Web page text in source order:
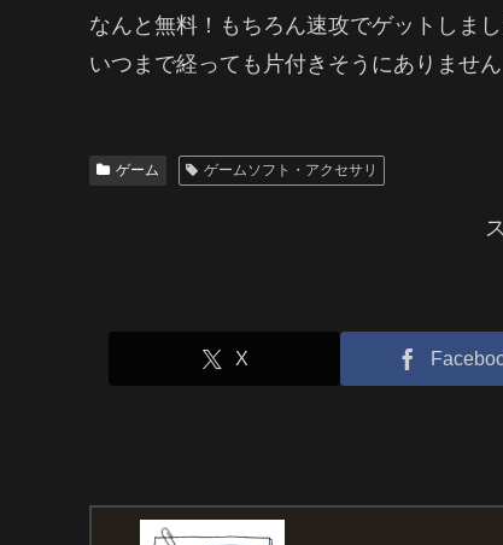
なんと無料！もちろん速攻でゲットしま
いつまで経っても片付きそうにありません
ゲーム ゲームソフト・アクセサリ
X